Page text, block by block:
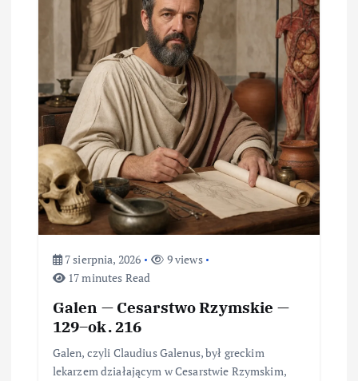
7 sierpnia, 2026
9 views
17 minutes Read
Galen — Cesarstwo Rzymskie —
129–ok. 216
Galen, czyli Claudius Galenus, był greckim
lekarzem działającym w Cesarstwie Rzymskim,